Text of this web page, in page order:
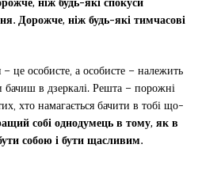
Дорожче, ніж будь-які тимчасові
це особисте, а особисте – належить
бачиш в дзеркалі. Решта – порожні
хто намагається бачити в тобі що-
собі однодумець в тому, як в
собою і бути щасливим.